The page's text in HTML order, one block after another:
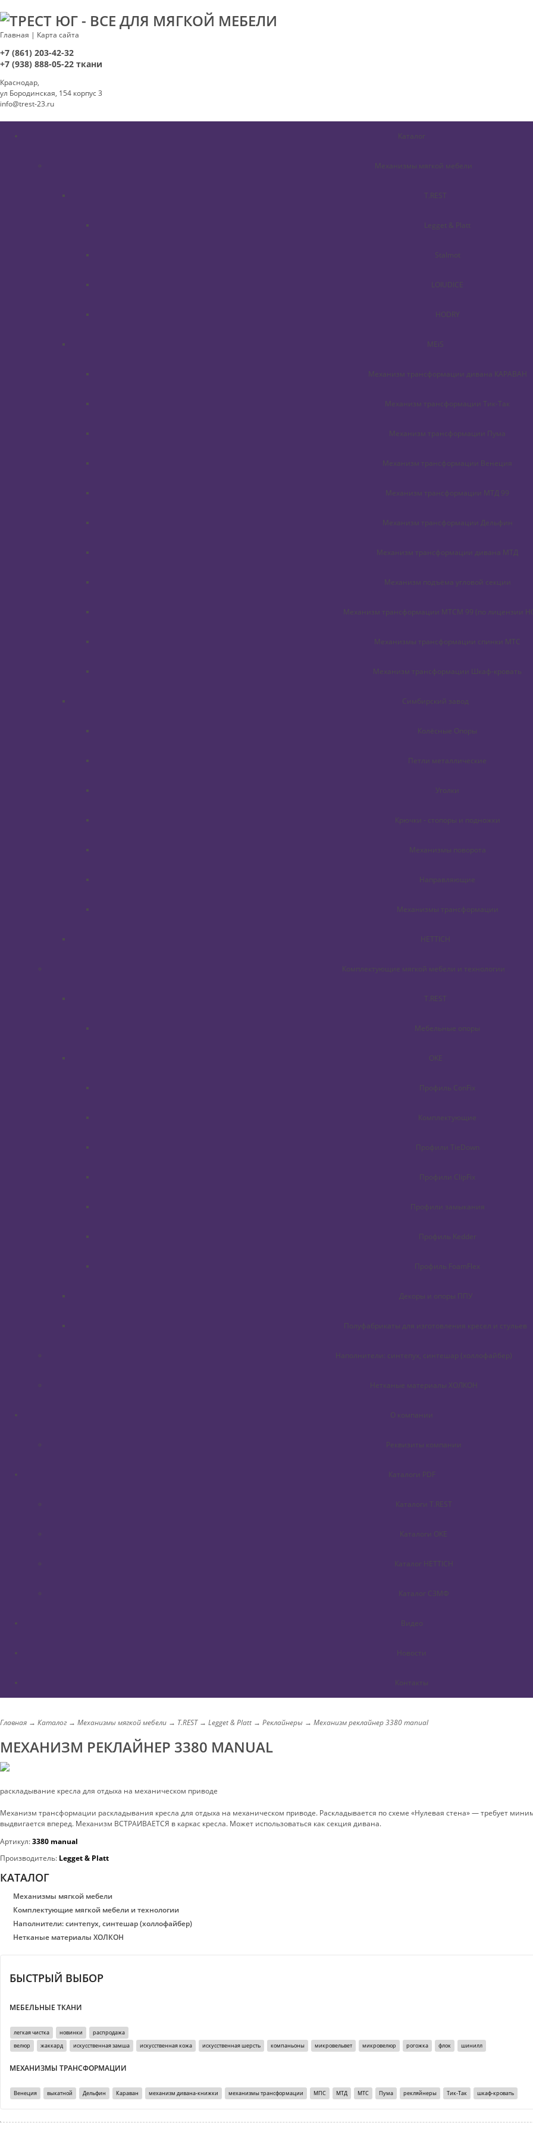
Главная | Карта сайта
+7 (861) 203-42-32
+7 (938) 888-05-22 ткани
Краснодар,
ул Бородинская, 154 корпус 3
info@trest-23.ru
Каталог
Механизмы мягкой мебели
T.REST
Legget & Platt
Stalmot
LOIUDICE
HODRY
MEiS
Механизм трансформации дивана КАРАВАН
Механизм трансформации Тик-Так
Механизм трансформации Пума
Механизм трансформации Венеция
Механизм трансформации МТД 99
Механизм трансформации Дельфин
Механизм трансформации дивана МТД
Механизм подъёма угловой секции
Механизм трансформации МТСМ 99 (по лицензии
Механизмы трансформации спинки МТС
Механизм трансформации Шкаф-кровать
Симбирский завод
Колёсные Опоры
Петли металлические
Уголки
Крючки - стопоры и подножки
Механизмы поворота
Направляющие
Механизмы трансформации
HETTICH
Комплектующие мягкой мебели и технологии
T.REST
Мебельные опоры
OKE
Профиль ConFix
Комплектующие
Профили TieDown
Профили ClipFix
Профили замыкания
Профиль Kedder
Профиль FoamFlex
Декоры и опоры ППУ
Полуфабрикаты для изготовления кресел и стульев
Наполнители: синтепух, синтешар (холлофайбер)
Нетканые материалы ХОЛКОН
О компании
Реквизиты компании
Каталоги PDF
Каталоги T.REST
Каталоги OKE
Каталог HETTICH
Каталог СЗМФ
Видео
Новости
Контакты
Главная → Каталог → Механизмы мягкой мебели → T.REST → Legget & Platt → Реклайнеры → Механизм реклайнер 3380 manual
МЕХАНИЗМ РЕКЛАЙНЕР 3380 MANUAL
раскладывание кресла для отдыха на механическом приводе
Механизм трансформации раскладывания кресла для отдыха на механическом приводе. Раскладывается по схеме «Нулевая стена» — требует
выдвигается вперед. Механизм ВСТРАИВАЕТСЯ в каркас кресла. Может использоваться как секция дивана.
Артикул:3380 manual
Производитель: Legget & Platt
КАТАЛОГ
Механизмы мягкой мебели
Комплектующие мягкой мебели и технологии
Наполнители: синтепух, синтешар (холлофайбер)
Нетканые материалы ХОЛКОН
БЫСТРЫЙ ВЫБОР
МЕБЕЛЬНЫЕ ТКАНИ
легкая чистка новинки
распродажа
велюр
жаккард искусственная замша искусственная кожа искусственная шерсть компаньоны микровельвет микровелюр рогожка флок шинилл
МЕХАНИЗМЫ ТРАНСФОРМАЦИИ
Венеция выкатной Дельфин Караван механизм дивана-книжки механизмы трансформации МПС МТД МТС Пума рекляйнеры Тик-Так шкаф-кровать